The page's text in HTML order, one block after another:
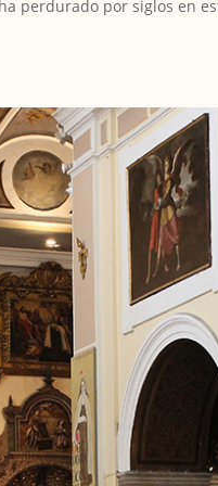
perdurado por siglos en